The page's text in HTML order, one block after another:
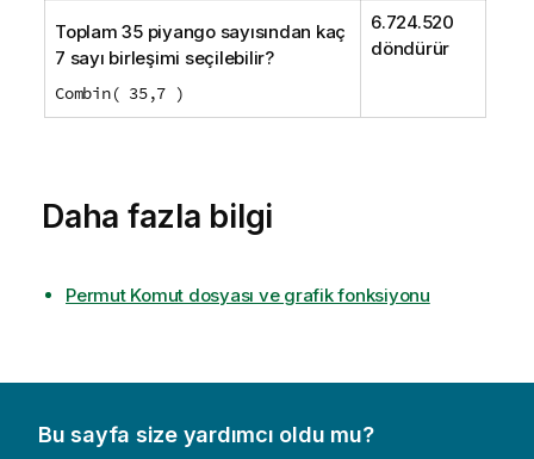
Toplam 35 piyango sayısından kaç
7 sayı birleşimi seçilebilir?
Combin( 35,7 )
6.724.520
döndürür
Daha fazla bilgi
Permut Komut dosyası ve grafik fonksiyonu
Bu sayfa size yardımcı oldu mu?